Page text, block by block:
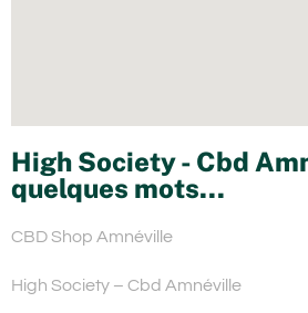
High Society - Cbd
quelques mots...
CBD Shop Amnéville
High Society – Cbd Amnéville